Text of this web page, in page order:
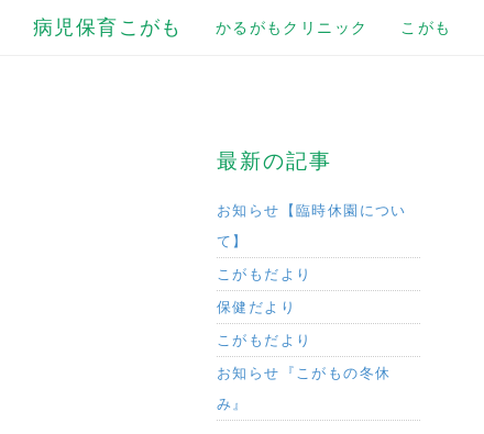
病児保育こがも かるがもクリニック こがも
最新の記事
お知らせ【臨時休園につい
て】
こがもだより
保健だより
こがもだより
お知らせ『こがもの冬休
み』